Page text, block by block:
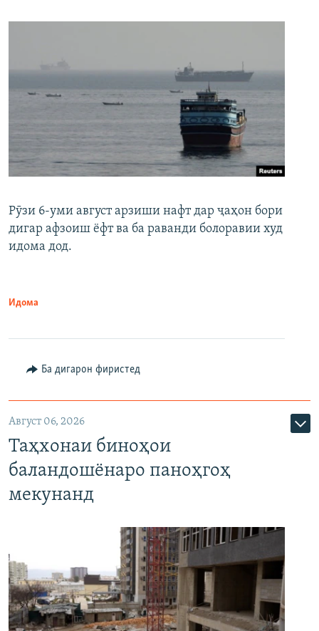
Рӯзи 6-уми август арзиши нафт дар ҷаҳон бори
дигар афзоиш ёфт ва ба раванди болоравии худ
идома дод.
Идома
Ба дигарон фиристед
Август 06, 2026
Таҳхонаи биноҳои
баландошёнаро паноҳгоҳ
мекунанд